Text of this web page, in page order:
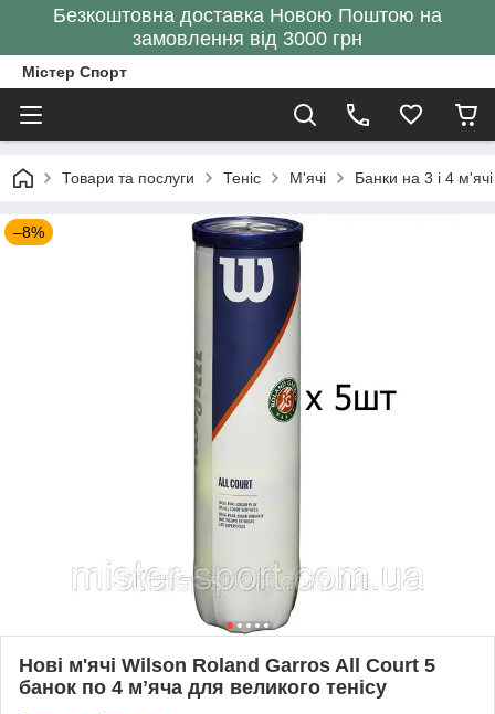
Безкоштовна доставка Новою Поштою на
замовлення від 3000 грн
Містер Спорт
Товари та послуги Теніс М'ячі Банки на 3 і 4 м'ячі
–8%
Нові м'ячі Wilson Roland Garros All Court 5
банок по 4 мʼяча для великого тенісу